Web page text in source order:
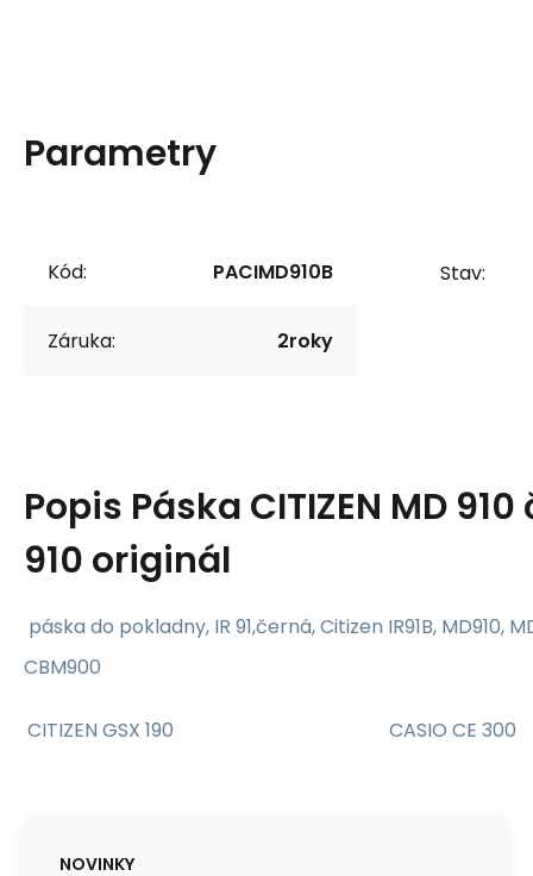
Parametry
Kód: PACIMD910B
Záruka: 2roky
Stav:
Popis Páska CITIZEN MD
910 originál
páska do pokladny, IR 91,černá, Citizen IR91B, MD910,
CBM900
CITIZEN GSX 190 CASIO CE 300
NOVINKY